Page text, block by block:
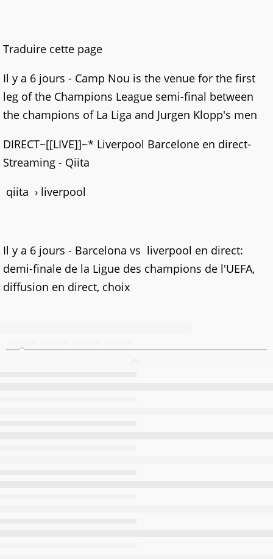
Traduire cette page
Il y a 6 jours - Camp Nou is the venue for the first
leg of the Champions League semi-final between
the champions of La Liga and Jurgen Klopp's men
DIRECT~[[LIVE]]~* Liverpool Barcelone en direct-
Streaming - Qiita
qiita › liverpool
Il y a 6 jours - Barcelona vs liverpool en direct:
demi-finale de la Ligue des champions de l'UEFA,
diffusion en direct, choix